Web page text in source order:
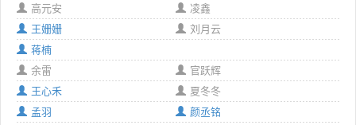
高元安
凌鑫
王姗姗
刘月云
蒋楠
余雷
官跃辉
王心禾
夏冬冬
孟羽
颜丞铭